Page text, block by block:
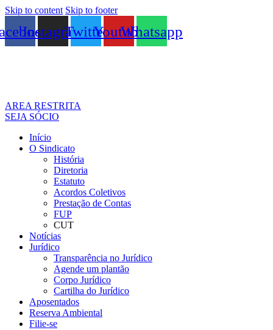
Skip to content Skip to footer
InstagramTwitterYoutubeWhatsapp
AREA RESTRITA
SEJA SÓCIO
Início
O Sindicato
História
Diretoria
Estatuto
Acordos Coletivos
Prestação de Contas
FUP
CUT
Notícias
Jurídico
Transparência no Jurídico
Agende um plantão
Corpo Jurídico
Cartilha do Jurídico
Aposentados
Reserva Ambiental
Filie-se